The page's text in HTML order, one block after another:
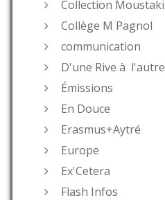
Collection Moustaki
Collège M Pagnol
communication
D'une Rive à l'autre
Émissions
En Douce
Erasmus+Aytré
Europe
Ex'Cetera
Flash Infos